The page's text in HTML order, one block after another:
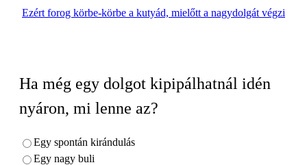
Ezért forog körbe-körbe a kutyád, mielőtt a nagydolgát végzi
Ha még egy dolgot kipipálhatnál idén
nyáron, mi lenne az?
Egy spontán kirándulás
Egy nagy buli